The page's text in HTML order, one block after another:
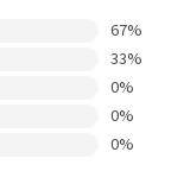
67%
33%
0%
0%
0%